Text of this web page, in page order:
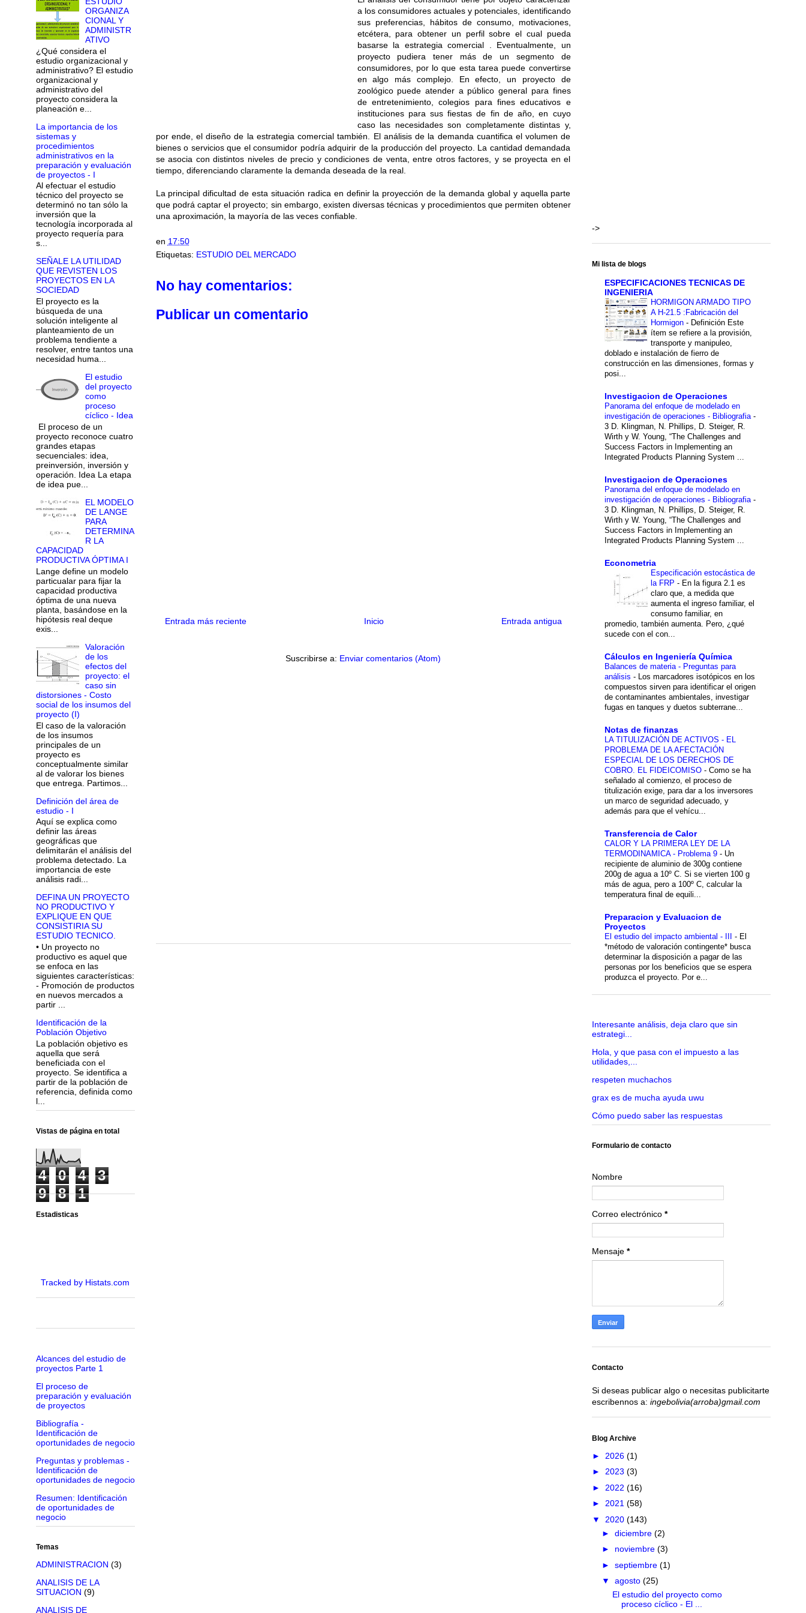
a los consumidores actuales y potenciales, identificando
sus preferencias, hábitos de consumo, motivaciones,
etcétera, para obtener un perfil sobre el cual pueda
basarse la estrategia comercial . Eventualmente, un
proyecto pudiera tener más de un segmento de
consumidores, por lo que esta tarea puede convertirse
en algo más complejo. En efecto, un proyecto de
zoológico puede atender a público general para fines
de entretenimiento, colegios para fines educativos e
instituciones para sus fiestas de fin de año, en cuyo
caso las necesidades son completamente distintas y,
por ende, el diseño de la estrategia comercial también. El análisis de la demanda cuantifica el volumen de
bienes o servicios que el consumidor podría adquirir de la producción del proyecto. La cantidad demandada
se asocia con distintos niveles de precio y condiciones de venta, entre otros factores, y se proyecta en el
tiempo, diferenciando claramente la demanda deseada de la real.
La principal dificultad de esta situación radica en definir la proyección de la demanda global y aquella parte
que podrá captar el proyecto; sin embargo, existen diversas técnicas y procedimientos que permiten obtener
una aproximación, la mayoría de las veces confiable.
en 17:50
Etiquetas: ESTUDIO DEL MERCADO
No hay comentarios:
Publicar un comentario
Entrada más reciente Entrada antigua
Inicio
Suscribirse a: Enviar comentarios (Atom)
ORGANIZA
CIONAL Y
ADMINISTR
ATIVO
¿Qué considera el
estudio organizacional y
administrativo? El estudio
organizacional y
administrativo del
proyecto considera la
planeación e...
La importancia de los
sistemas y
procedimientos
administrativos en la
preparación y evaluación
de proyectos - I
Al efectuar el estudio
técnico del proyecto se
determinó no tan sólo la
inversión que la
tecnología incorporada al
proyecto requería para
s...
SEÑALE LA UTILIDAD
QUE REVISTEN LOS
PROYECTOS EN LA
SOCIEDAD
El proyecto es la
búsqueda de una
solución inteligente al
planteamiento de un
problema tendiente a
resolver, entre tantos una
necesidad huma...
El estudio
del proyecto
como
proceso
cíclico - Idea
El proceso de un
proyecto reconoce cuatro
grandes etapas
secuenciales: idea,
preinversión, inversión y
operación. Idea La etapa
de idea pue...
EL MODELO
DE LANGE
PARA
DETERMINA
R LA
CAPACIDAD
PRODUCTIVA ÓPTIMA I
Lange define un modelo
particualar para fijar la
capacidad productiva
óptima de una nueva
planta, basándose en la
hipótesis real deque
exis...
Valoración
de los
efectos del
proyecto: el
caso sin
distorsiones - Costo
social de los insumos del
proyecto (I)
El caso de la valoración
de los insumos
principales de un
proyecto es
conceptualmente similar
al de valorar los bienes
que entrega. Partimos...
Definición del área de
estudio - I
Aquí se explica como
definir las áreas
geográficas que
delimitarán el análisis del
problema detectado. La
importancia de este
análisis radi...
DEFINA UN PROYECTO
NO PRODUCTIVO Y
EXPLIQUE EN QUE
CONSISTIRIA SU
ESTUDIO TECNICO.
• Un proyecto no
productivo es aquel que
se enfoca en las
siguientes características:
- Promoción de productos
en nuevos mercados a
partir ...
Identificación de la
Población Objetivo
La población objetivo es
aquella que será
beneficiada con el
proyecto. Se identifica a
partir de la población de
referencia, definida como
l...
Vistas de página en total
4 0 4
3
9
8 1
Estadisticas
Tracked by Histats.com
Alcances del estudio de
proyectos Parte 1
El proceso de
preparación y evaluación
de proyectos
Bibliografía -
Identificación de
oportunidades de negocio
Preguntas y problemas -
Identificación de
oportunidades de negocio
Resumen: Identificación
de oportunidades de
negocio
Temas
ADMINISTRACION (3)
ANALISIS DE LA
SITUACION (9)
ANALISIS DE
->
Mi lista de blogs
ESPECIFICACIONES TECNICAS DE
INGENIERIA
HORMIGON ARMADO TIPO
A H-21.5 :Fabricación del
Hormigon - Definición Este
ítem se refiere a la provisión,
transporte y manipuleo,
doblado e instalación de fierro de
construcción en las dimensiones, formas y
posi...
Investigacion de Operaciones
Panorama del enfoque de modelado en
investigación de operaciones - Bibliografia -
3 D. Klingman, N. Phillips, D. Steiger, R.
Wirth y W. Young, “The Challenges and
Success Factors in Implementing an
Integrated Products Planning System ...
Investigacion de Operaciones
Panorama del enfoque de modelado en
investigación de operaciones - Bibliografia -
3 D. Klingman, N. Phillips, D. Steiger, R.
Wirth y W. Young, “The Challenges and
Success Factors in Implementing an
Integrated Products Planning System ...
Econometria
Especificación estocástica de
la FRP - En la figura 2.1 es
claro que, a medida que
aumenta el ingreso familiar, el
consumo familiar, en
promedio, también aumenta. Pero, ¿qué
sucede con el con...
Cálculos en Ingeniería Química
Balances de materia - Preguntas para
análisis -
Los marcadores isotópicos en los
compuestos sirven para identificar el origen
de contaminantes ambientales, investigar
fugas en tanques y duetos subterrane...
Notas de finanzas
LA TITULIZACIÓN DE ACTIVOS - EL
PROBLEMA DE LA AFECTACIÓN
ESPECIAL DE LOS DERECHOS DE
COBRO. EL FIDEICOMISO - Como se ha
señalado al comienzo, el proceso de
titulización exige, para dar a los inversores
un marco de seguridad adecuado, y
además para que el vehícu...
Transferencia de Calor
CALOR Y LA PRIMERA LEY DE LA
TERMODINAMICA - Problema 9 - Un
recipiente de aluminio de 300g contiene
200g de agua a 10º C. Si se vierten 100 g
más de agua, pero a 100º C, calcular la
temperatura final de equili...
Preparacion y Evaluacion de
Proyectos
El estudio del impacto ambiental - III - El
*método de valoración contingente* busca
determinar la disposición a pagar de las
personas por los beneficios que se espera
produzca el proyecto. Por e...
Interesante análisis, deja claro que sin
estrategi...
Hola, y que pasa con el impuesto a las
utilidades,...
respeten muchachos
grax es de mucha ayuda uwu
Cómo puedo saber las respuestas
Formulario de contacto
Nombre
Correo electrónico *
Mensaje *
Contacto
Si deseas publicar algo o necesitas publicitarte
escribennos a: ingebolivia(arroba)gmail.com
Blog Archive
► 2026 (1)
► 2023 (3)
► 2022 (16)
► 2021 (58)
▼ 2020 (143)
►diciembre(2)
► noviembre(3)
►septiembre(1)
▼agosto(25)
El estudio del proyecto como
proceso cíclico - El ...